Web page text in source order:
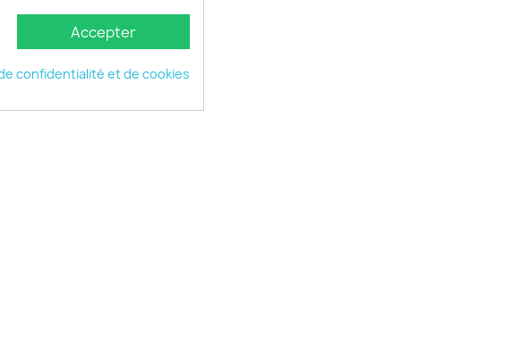
Accepter
confidentialité et de cookies